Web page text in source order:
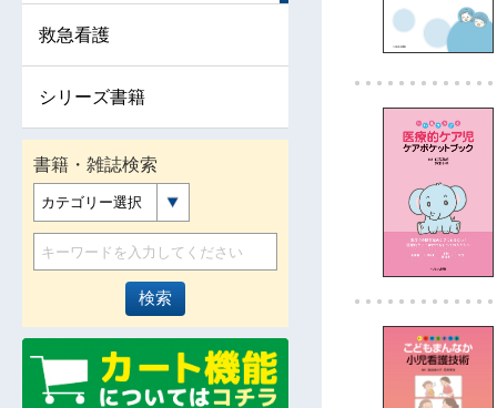
救急看護
シリーズ書籍
書籍・雑誌検索
カテゴリー選択